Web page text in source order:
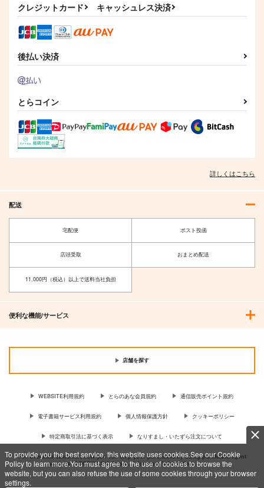
To provide you the best service, this website uses cookies.See our Cookie
Policy to learn more.You must agree to the use of cookies to browse the
website, but you can also refuse the use of some cookies through your browser
settings.
クレジットカード キャッシュレス決済
後払い決済
とらコイン
詳しくはこちら
配送
宅配便 ポスト投函
店頭受取 おまとめ配送
11,000円（税込）以上で送料当社負担
便利な機能/サービス
店舗を探す
WEBSITE利用規約 とらのあな会員規約 通信販売ポイント規約
電子書籍サービス利用規約 個人情報保護方針 クッキーポリシー
特定商取引法に基づく表示 なりすまし・いたずら注文について
For Overseas customer, now you can ship your purchases by using purchases agent
services “AOCS”! Click {more…} for more information …more